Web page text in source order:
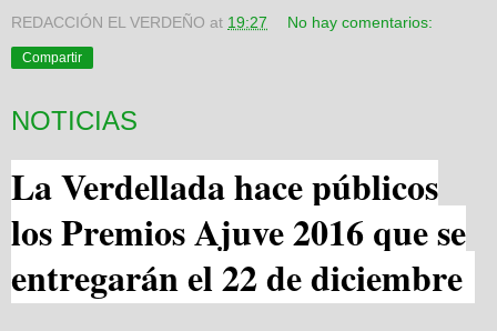
REDACCIÓN EL VERDEÑO at 19:27 No hay comentarios:
Compartir
NOTICIAS
La Verdellada hace públicos
los Premios Ajuve 2016 que se
entregarán el 22 de diciembre